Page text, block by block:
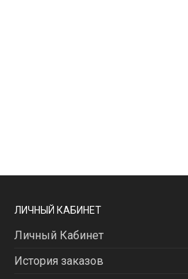
ЛИЧНЫЙ КАБИНЕТ
Личный Кабинет
История заказов